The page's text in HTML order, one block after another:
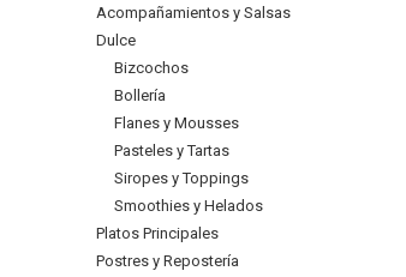
Acompañamientos y Salsas
Dulce
Bizcochos
Bollería
Flanes y Mousses
Pasteles y Tartas
Siropes y Toppings
Smoothies y Helados
Platos Principales
Postres y Repostería